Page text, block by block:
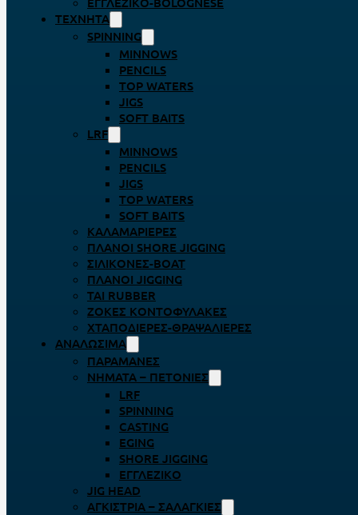
ΤΕΧΝΗΤΆ
SPINNING
MINNOWS
PENCILS
TOP WATERS
JIGS
SOFT BAITS
LRF
MINNOWS
PENCILS
JIGS
TOP WATERS
SOFT BAITS
ΚΑΛΑΜΑΡΙΈΡΕΣ
ΠΛΆΝΟΙ SHORE JIGGING
ΣΙΛΙΚΌΝΕΣ-BOAT
ΠΛΆΝΟΙ JIGGING
TAI RUBBER
ΖΌΚΕΣ ΚΟΝΤΟΦΎΛΑΚΕΣ
ΧΤΑΠΟΔΙΈΡΕΣ-ΘΡΑΨΑΛΙΈΡΕΣ
ΑΝΑΛΏΣΙΜΑ
ΠΑΡΑΜΆΝΕΣ
ΝΉΜΑΤΑ – ΠΕΤΟΝΙΈΣ
LRF
SPINNING
CASTING
EGING
SHORE JIGGING
ΕΓΓΛΈΖΙΚΟ
JIG HEAD
ΑΓΚΊΣΤΡΙΑ – ΣΑΛΑΓΚΙΈΣ